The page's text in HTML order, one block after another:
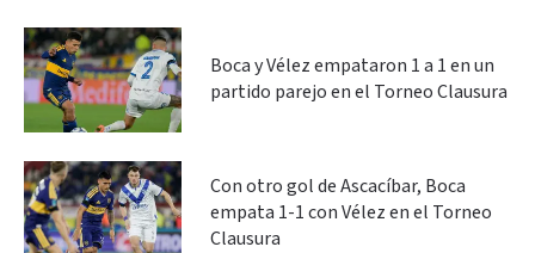
Boca y Vélez empataron 1 a 1 en un
partido parejo en el Torneo Clausura
Con otro gol de Ascacíbar, Boca
empata 1-1 con Vélez en el Torneo
Clausura